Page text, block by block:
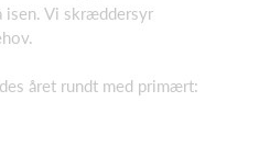
isen. Vi skræddersyr
året rundt med primært: